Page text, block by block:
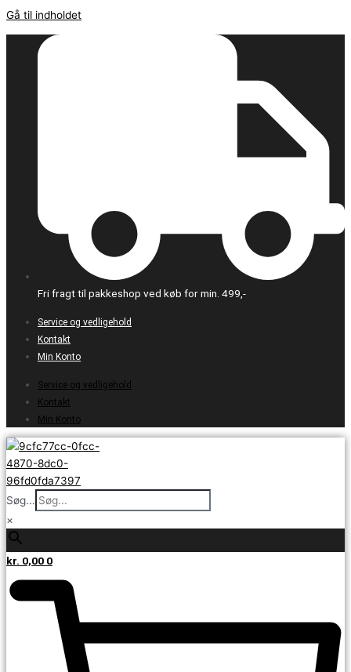
Gå til indholdet
Fri fragt til pakkeshop ved køb for min. 499,-
Service og vedligehold
Kontakt
Min Konto
Service og vedligehold
Kontakt
Min Konto
Søg...
×
kr. 0,00 0